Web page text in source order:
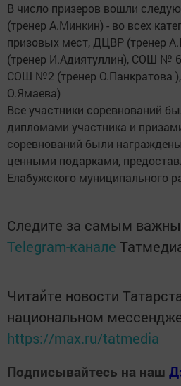
В число призеров вошли
(тренер А.Минкин) - во всех
призовых мест, ДЦВР (тренер
(тренер И.Адиятуллин), СОШ № 6
СОШ №2 (тренер О.Панкратова
О.Ямаева)
Все участники соревнований
дипломами участника и
соревнований были
ценными подарками,
Елабужского муниципального
Следите за самым
Telegram-канале
Читайте новости
национальном
https://max.ru/tatmedia
Подписывайтесь на наш